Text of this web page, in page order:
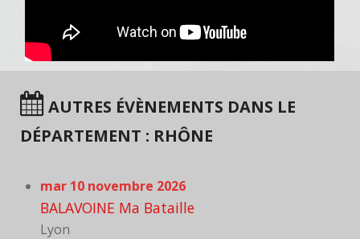
AUTRES ÉVÈNEMENTS DANS LE
DÉPARTEMENT : RHÔNE
mar 10 novembre 2026
BALAVOINE Ma Bataille
Lyon